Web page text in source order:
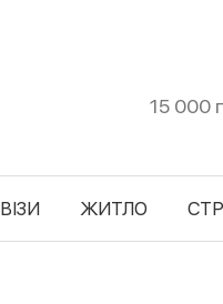
15 000
ВІЗИ ЖИТЛО